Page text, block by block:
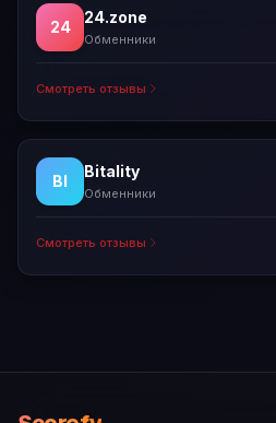
24
24.zone
Обменники
Смотреть отзывы
BI
Bitality
Обменники
Смотреть отзывы